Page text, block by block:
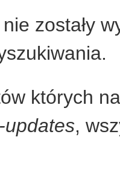
zostały
których
,